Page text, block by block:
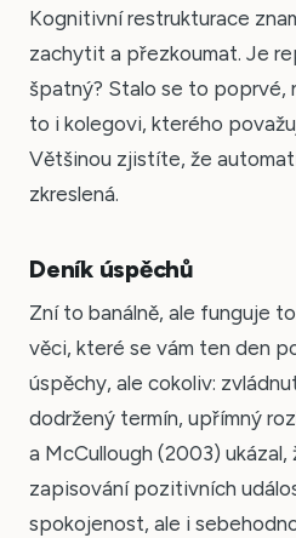
Kognitivní restrukturace
zachytit a přezkoumat. Je
špatný? Stalo se to poprvé,
to i kolegovi, kterého
Většinou zjistíte, že
zkreslená.
Deník úspěchů
Zní to banálně, ale funguje
věci, které se vám ten den
úspěchy, ale cokoliv:
dodržený termín, upřímný
a McCullough (2003) ukázal,
zapisování pozitivních
spokojenost, ale i